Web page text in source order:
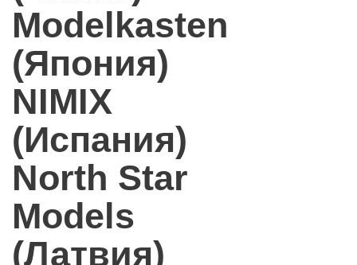
Modelkasten
(Япония)
NIMIX
(Испания)
North Star
Models
(Латвия)